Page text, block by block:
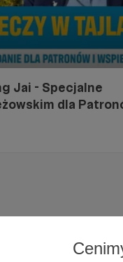
Jai - Specjalne
dla